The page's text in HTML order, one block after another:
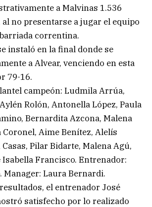
a Malvinas 1.536
al no presentarse a jugar el equipo
correntina.
instaló en la final donde se
a Alvear, venciendo en esta
79-16.
campeón: Ludmila Arrúa,
Rolón, Antonella López, Paula
Bernardita Azcona, Malena
Coronel, Aime Benítez, Alelís
Pilar Bidarte, Malena Agú,
Francisco. Entrenador:
Manager: Laura Bernardi.
el entrenador José
satisfecho por lo realizado